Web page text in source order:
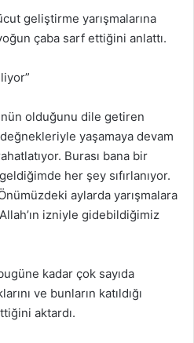
geliştirme yarışmalarına
çaba sarf ettiğini anlattı.
olduğunu dile getiren
yaşamaya devam
Burası bana bir
her şey sıfırlanıyor.
aylarda yarışmalara
izniyle gidebildiğimiz
kadar çok sayıda
ve bunların katıldığı
aktardı.